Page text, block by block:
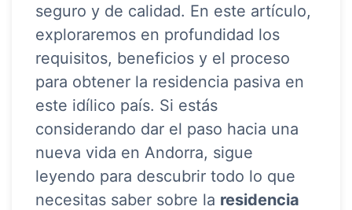
seguro y de calidad. En este artículo,
exploraremos en profundidad los
requisitos, beneficios y el proceso
para obtener la residencia pasiva en
este idílico país. Si estás
considerando dar el paso hacia una
nueva vida en Andorra, sigue
leyendo para descubrir todo lo que
necesitas saber sobre la residencia